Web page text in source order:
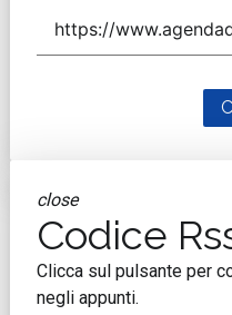
close
Codice
Clicca sul pulsante per
negli appunti.